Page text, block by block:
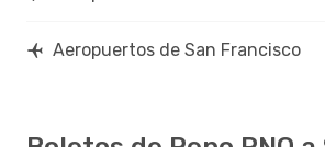
Aeropuertos de San Francisco